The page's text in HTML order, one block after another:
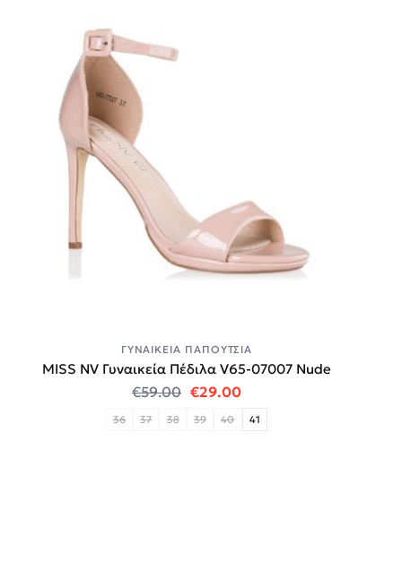
ΓΥΝΑΙΚΕΊΑ ΠΑΠΟΎΤΣΙΑ
MISS NV Γυναικεία Πέδιλα V65-07007 Nude
€59.00 Original price was: €59.00.
€29.00Η τρέχουσα τιμή
36 37 38 39 40 41